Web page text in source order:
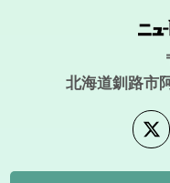
北海道釧路市